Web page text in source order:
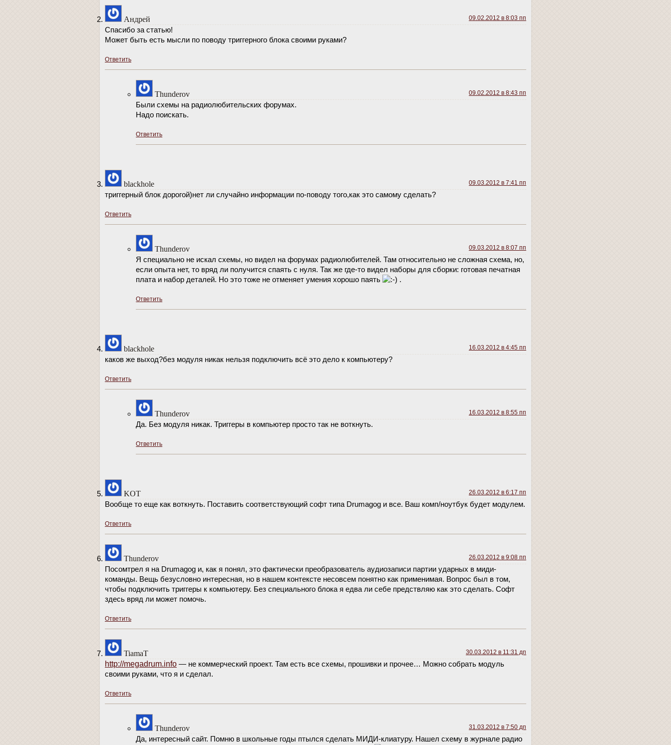
Андрей 09.02.2012 в 8:03 пп
Спасибо за статью!
Может быть есть мысли по поводу триггерного блока своими руками?
Ответить
Thunderov 09.02.2012 в 8:43 пп
Были схемы на радиолюбительских форумах.
Надо поискать.
Ответить
blackhole 09.03.2012 в 7:41 пп
триггерный блок дорогой)нет ли случайно информации по-поводу того,как это самому сделать?
Ответить
Thunderov 09.03.2012 в 8:07 пп
Я специально не искал схемы, но видел на форумах радиолюбителей. Там относительно не сложная схема, но,
если опыта нет, то вряд ли получится спаять с нуля. Так же где-то видел наборы для сборки: готовая печатная
плата и набор деталей. Но это тоже не отменяет умения хорошо паять
.
Ответить
blackhole 16.03.2012 в 4:45 пп
каков же выход?без модуля никак нельзя подключить всё это дело к компьютеру?
Ответить
Thunderov 16.03.2012 в 8:55 пп
Да. Без модуля никак. Триггеры в компьютер просто так не воткнуть.
Ответить
KOT 26.03.2012 в 6:17 пп
Вообще то еще как воткнуть. Поставить соответствующий софт типа Drumagog и все. Ваш комп/ноутбук будет модулем.
Ответить
Thunderov 26.03.2012 в 9:08 пп
Посомтрел я на Drumagog и, как я понял, это фактически преобразователь аудиозаписи партии ударных в миди-
команды. Вещь безусловно интересная, но в нашем контексте несовсем понятно как применимая. Вопрос был в том,
чтобы подключить триггеры к компьютеру. Без специального блока я едва ли себе предствляю как это сделать. Софт
здесь вряд ли может помочь.
Ответить
TiamaT 30.03.2012 в 11:31 дп
http://megadrum.info — не коммерческий проект. Там есть все схемы, прошивки и прочее… Можно собрать модуль
своими руками, что я и сделал.
Ответить
Thunderov 31.03.2012 в 7:50 дп
Да, интересный сайт. Помню в школьные годы птылся сделать МИДИ-клиатуру. Нашел схему в журнале радио